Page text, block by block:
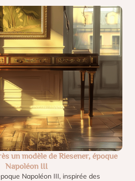
un modèle de Riesener, époque
Napoléon III
Napoléon III, inspirée des